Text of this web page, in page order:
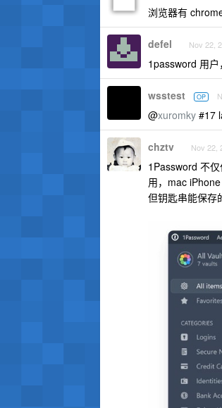
浏览器有
defel Nov 22,
1password 用户
wsstest OP
@xuromky #17
chztv Nov 22,
1Password 不
用，mac
但钥匙串能保存